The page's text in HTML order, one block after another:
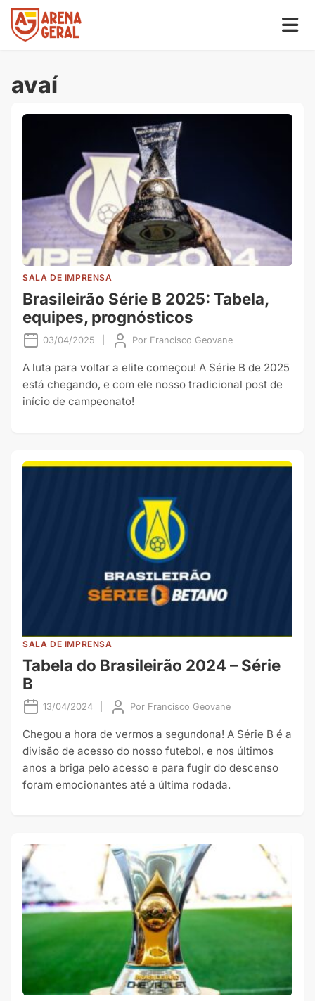
avaí
SALA DE IMPRENSA
Brasileirão Série B 2025: Tabela,
equipes, prognósticos
03/04/2025 Por Francisco Geovane
A luta para voltar a elite começou! A Série B de 2025
está chegando, e com ele nosso tradicional post de
início de campeonato!
SALA DE IMPRENSA
Tabela do Brasileirão 2024 – Série
B
13/04/2024 Por Francisco Geovane
Chegou a hora de vermos a segundona! A Série B é a
divisão de acesso do nosso futebol, e nos últimos
anos a briga pelo acesso e para fugir do descenso
foram emocionantes até a última rodada.